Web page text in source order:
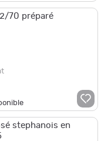
70 préparé
stephanois en